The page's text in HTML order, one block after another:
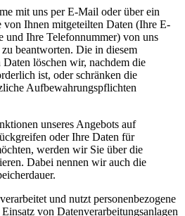
mit uns per E-Mail oder über ein
Ihnen mitgeteilten Daten (Ihre E-
und Ihre Telefonnummer) von uns
beantworten. Die in diesem
löschen wir, nachdem die
ist, oder schränken die
Aufbewahrungspflichten
unseres Angebots auf
oder Ihre Daten für
werden wir Sie über die
Dabei nennen wir auch die
und nutzt personenbezogene
von Datenverarbeitungsanlagen